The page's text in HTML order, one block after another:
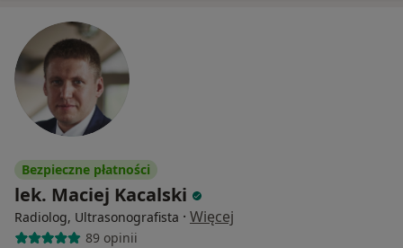
Bezpieczne płatności
lek. Maciej Kacalski
Radiolog, Ultrasonografista · Więcej
89 opinii